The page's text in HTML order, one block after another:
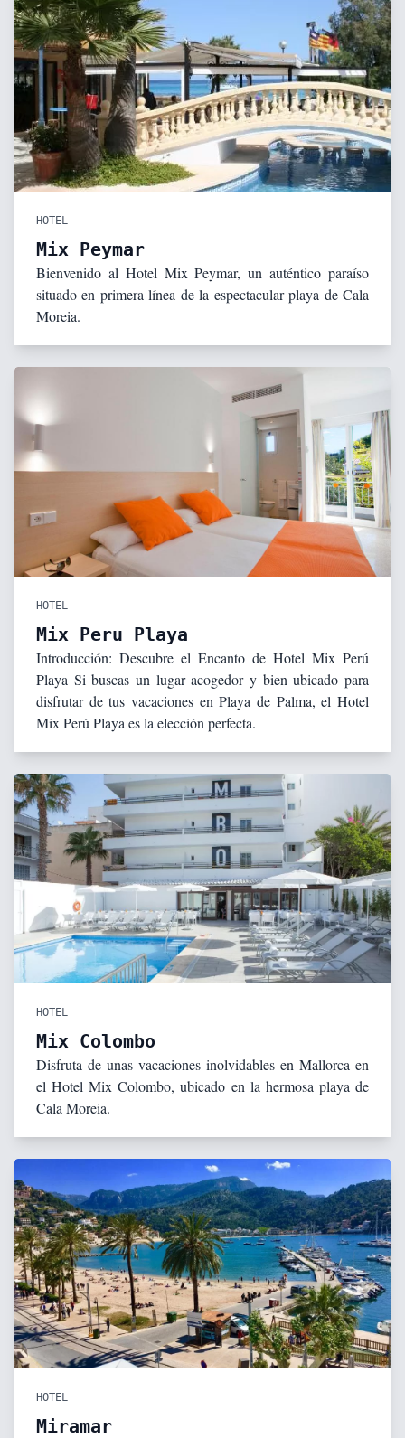
HOTEL
Mix Peymar
Bienvenido al Hotel Mix Peymar, un auténtico paraíso
situado en primera línea de la espectacular playa de Cala
Moreia.
HOTEL
Mix Peru Playa
Introducción: Descubre el Encanto de Hotel Mix Perú
Playa Si buscas un lugar acogedor y bien ubicado para
disfrutar de tus vacaciones en Playa de Palma, el Hotel
Mix Perú Playa es la elección perfecta.
HOTEL
Mix Colombo
Disfruta de unas vacaciones inolvidables en Mallorca en
el Hotel Mix Colombo, ubicado en la hermosa playa de
Cala Moreia.
HOTEL
Miramar